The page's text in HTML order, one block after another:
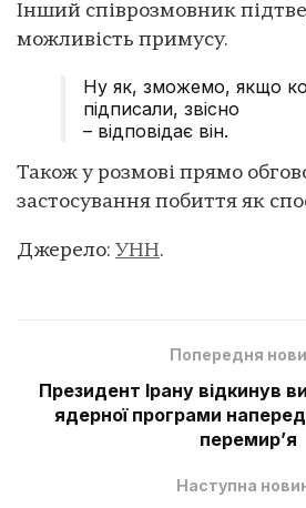
Інший співрозмовник
можливість примусу.
Ну як, зможемо, якщо
підписали, звісно
– відповідає він.
Також у розмові прямо
застосування побиття як
Джерело: УНН.
Попередня
Президент Ірану відкинув
ядерної програми
перемир’я
Наступна